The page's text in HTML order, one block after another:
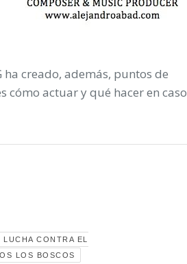
creado, además, puntos de
cómo actuar y qué hacer en caso
LUCHA CONTRA EL
LOS BOSCOS